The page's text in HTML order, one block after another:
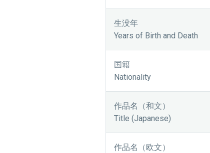
生没年
Years of Birth and Death
国籍
Nationality
作品名（和文）
Title (Japanese)
作品名（欧文）